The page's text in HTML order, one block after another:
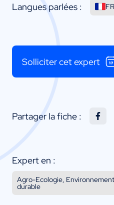
Langues parlées : FR
Solliciter cet expert
Partager la fiche :
Expert en :
Agro-Ecologie,
durable